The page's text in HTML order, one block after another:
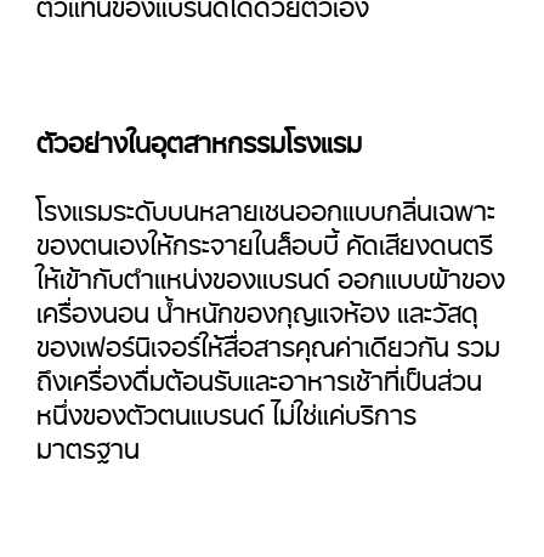
ตัวอย่างในอุตสาหกรรมโรงแรม
โรงแรมระดับบนหลายเชนออกแบบกลิ่นเฉพาะ
ของตนเองให้กระจายในล็อบบี้ คัดเสียงดนตรี
ให้เข้ากับตำแหน่งของแบรนด์ ออกแบบผ้าของ
เครื่องนอน น้ำหนักของกุญแจห้อง และวัสดุ
ของเฟอร์นิเจอร์ให้สื่อสารคุณค่าเดียวกัน รวม
ถึงเครื่องดื่มต้อนรับและอาหารเช้าที่เป็นส่วน
หนึ่งของตัวตนแบรนด์ ไม่ใช่แค่บริการ
มาตรฐาน